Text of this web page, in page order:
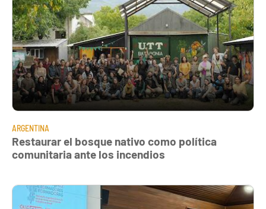
ARGENTINA
Restaurar el bosque nativo como política
comunitaria ante los incendios